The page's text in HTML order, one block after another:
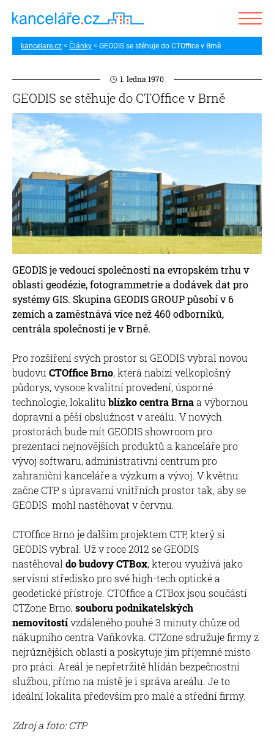
kancelare.cz Články GEODIS se stěhuje do CTOffice v Brně
1. ledna 1970
GEODIS se stěhuje do CTOffice v Brně
GEODIS je vedoucí společností na evropském trhu v
oblasti geodézie, fotogrammetrie a dodávek dat pro
systémy GIS. Skupina GEODIS GROUP působí v 6
zemích a zaměstnává více než 460 odborníků,
centrála společnosti je v Brně.
Pro rozšíření svých prostor si GEODIS vybral novou
budovu CTOffice Brno, která nabízí velkoplošný
půdorys, vysoce kvalitní provedení, úsporné
technologie, lokalitublízko centra Brnaa výbornou
dopravní a pěší obslužnost v areálu. V nových
prostorách bude mít GEODIS showroom pro
prezentaci nejnovějších produktů a kanceláře pro
vývoj softwaru, administrativní centrum pro
zahraniční kanceláře a výzkum a vývoj. V květnu
začne CTP s úpravami vnitřních prostor tak, aby se
GEODIS mohl nastěhovat v červnu.
CTOffice Brno je dalším projektem CTP, který si
GEODIS vybral. Už v roce 2012 se GEODIS
nastěhoval do budovy CTBox, kterou využívá jako
servisní středisko pro své high-tech optické a
geodetické přístroje. CTOffice a CTBox jsou součástí
CTZone Brno,souboru podnikatelských
nemovitostívzdáleného pouhé 3 minuty chůze od
nákupního centra Vaňkovka. CTZone sdružuje firmy z
nejrůznějších oblastí a poskytuje jim příjemné místo
pro práci. Areál je nepřetržitě hlídán bezpečnostní
službou, přímo na místě je i správa areálu. Je to
ideální lokalita především pro malé a střední firmy.
Zdroj a foto: CTP